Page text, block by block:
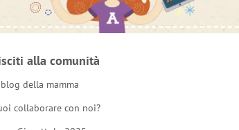
alla comunità
della mamma
collaborare con noi?